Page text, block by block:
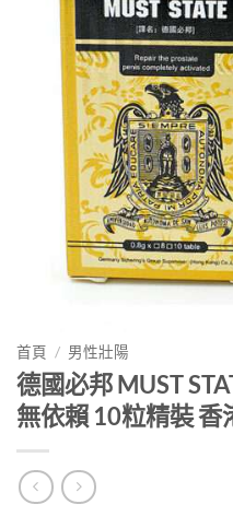
首頁 / 男性壯陽
德國必邦 MUST
無依賴 10粒精裝 香